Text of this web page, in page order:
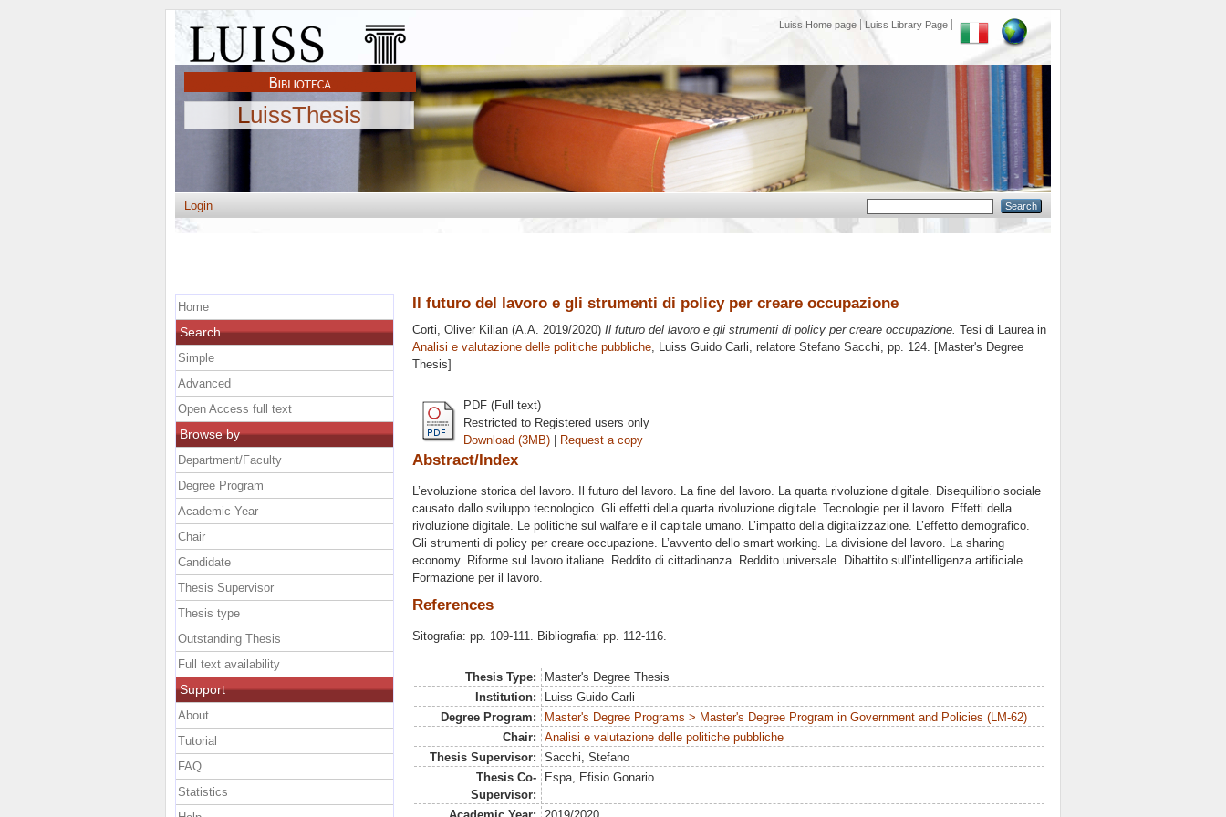
Luiss Home page Luiss Library Page
LuissThesis
Login
Il futuro del lavoro e gli strumenti di policy per creare occupazione
Corti, Oliver Kilian (A.A. 2019/2020) Il futuro del lavoro e gli strumenti di policy per creare occupazione. Tesi di Laurea in
Analisi e valutazione delle politiche pubbliche, Luiss Guido Carli, relatore Stefano Sacchi, pp. 124. [Master's Degree
Thesis]
PDF (Full text)
Restricted to Registered users only
Download (3MB) | Request a copy
Abstract/Index
L’evoluzione storica del lavoro. Il futuro del lavoro. La fine del lavoro. La quarta rivoluzione digitale. Disequilibrio sociale
causato dallo sviluppo tecnologico. Gli effetti della quarta rivoluzione digitale. Tecnologie per il lavoro. Effetti della
rivoluzione digitale. Le politiche sul walfare e il capitale umano. L’impatto della digitalizzazione. L’effetto demografico.
Gli strumenti di policy per creare occupazione. L’avvento dello smart working. La divisione del lavoro. La sharing
economy. Riforme sul lavoro italiane. Reddito di cittadinanza. Reddito universale. Dibattito sull’intelligenza artificiale.
Formazione per il lavoro.
References
Sitografia: pp. 109-111. Bibliografia: pp. 112-116.
Thesis Type:
Master's Degree Thesis
Institution:
Luiss Guido Carli
Degree Program:
Master's Degree Programs > Master's Degree Program in Government and Policies (LM-62)
Chair:
Analisi e valutazione delle politiche pubbliche
Thesis Supervisor:
Sacchi, Stefano
Thesis Co-
Supervisor:
Espa, Efisio Gonario
Home
Search
Simple
Advanced
Open Access full text
Browse by
Department/Faculty
Degree Program
Academic Year
Chair
Candidate
Thesis Supervisor
Thesis type
Outstanding Thesis
Full text availability
Support
About
Tutorial
FAQ
Statistics